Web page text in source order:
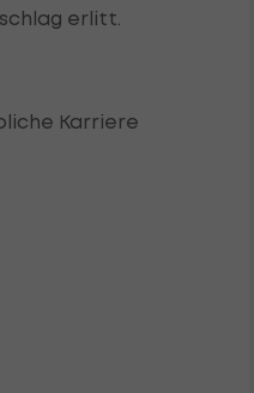
erlitt.
Karriere